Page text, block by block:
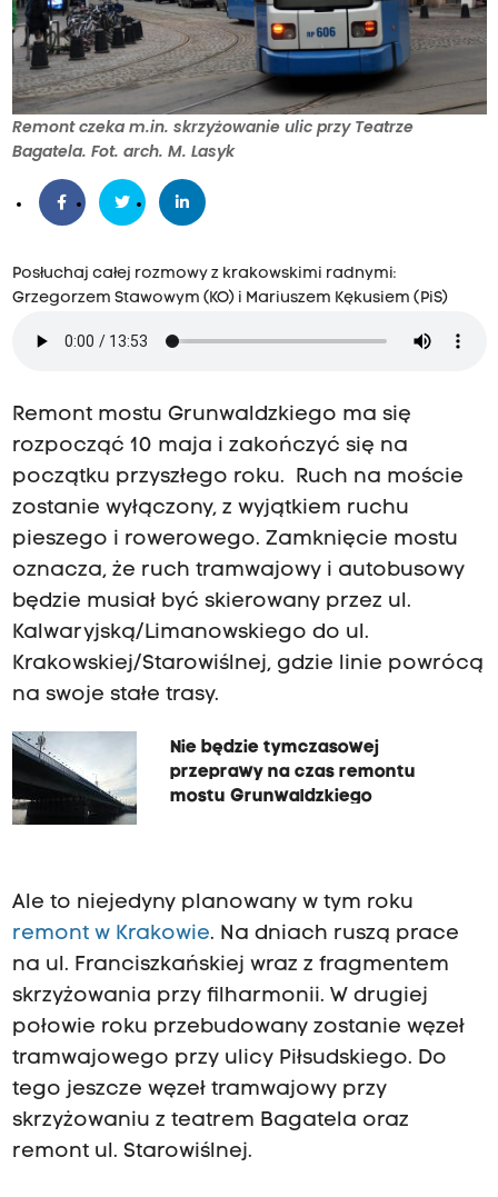
Remont czeka m.in. skrzyżowanie ulic przy Teatrze
Bagatela. Fot. arch. M. Lasyk
Posłuchaj całej rozmowy z krakowskimi radnymi:
Grzegorzem Stawowym (KO) i Mariuszem Kękusiem (PiS)
Remont mostu Grunwaldzkiego ma się
rozpocząć 10 maja i zakończyć się na
początku przyszłego roku. Ruch na moście
zostanie wyłączony, z wyjątkiem ruchu
pieszego i rowerowego. Zamknięcie mostu
oznacza, że ruch tramwajowy i autobusowy
będzie musiał być skierowany przez ul.
Kalwaryjską/Limanowskiego do ul.
Krakowskiej/Starowiślnej, gdzie linie powrócą
na swoje stałe trasy.
Nie będzie tymczasowej
przeprawy na czas remontu
mostu Grunwaldzkiego
Ale to niejedyny planowany w tym roku
remont w Krakowie. Na dniach ruszą prace
na ul. Franciszkańskiej wraz z fragmentem
skrzyżowania przy filharmonii. W drugiej
połowie roku przebudowany zostanie węzeł
tramwajowego przy ulicy Piłsudskiego. Do
tego jeszcze węzeł tramwajowy przy
skrzyżowaniu z teatrem Bagatela oraz
remont ul. Starowiślnej.